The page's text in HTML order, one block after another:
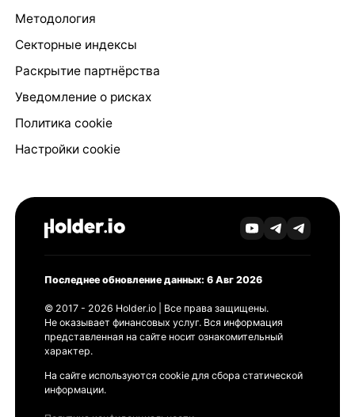
Методология
Секторные индексы
Раскрытие партнёрства
Уведомление о рисках
Политика cookie
Настройки cookie
Последнее обновление данных: 6 Авг 2026
© 2017 - 2026 Holder.io | Все права защищены.
Не оказывает финансовых услуг. Вся информация
представленная на сайте носит ознакомительный
характер.
На сайте используются cookie для сбора статической
информации.